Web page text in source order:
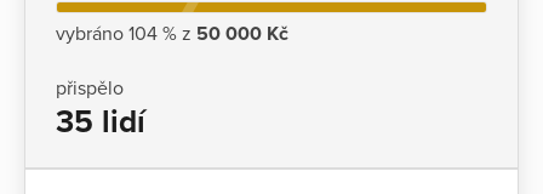
vybráno 104 % z 50 000 Kč
přispělo
35 lidí